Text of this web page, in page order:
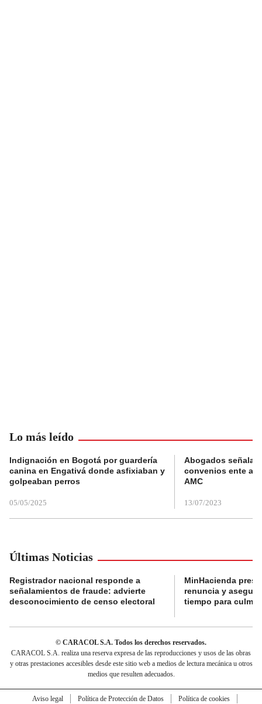
Lo más leído
Indignación en Bogotá por guardería
canina en Engativá donde asfixiaban y
golpeaban perros
05/05/2025
Abogados
convenios ente
AMC
13/07/2023
Últimas Noticias
Registrador nacional responde a
señalamientos de fraude: advierte
desconocimiento de censo electoral
MinHacienda
renuncia y
tiempo para
© CARACOL S.A. Todos los derechos reservados.
CARACOL S.A. realiza una reserva expresa de las reproducciones y usos de las obras
y otras prestaciones accesibles desde este sitio web a medios de lectura mecánica u otros
medios que resulten adecuados.
Aviso legal Política de Protección de Datos
Política de cookies